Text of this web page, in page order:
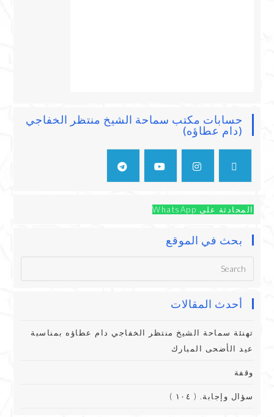
حسابات مكتب سماحة الشيخ منتظر الخفاجي
(دام عطاؤه)
المحادثة على WhatsApp
بحث في الموقع
أحدث المقالات
تهنئة سماحة الشيخ منتظر الخفاجي دام عطاؤه بمناسبة
عيد الأضحى المبارك
وقفة
سؤال وإجابة. ( ١٠٤ )